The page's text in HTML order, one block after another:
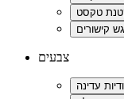
צבעים